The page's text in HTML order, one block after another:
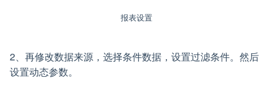
报表设置
2、再修改数据来源，选择条件数据，设置过滤条件。然后
设置动态参数。